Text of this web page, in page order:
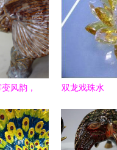
风韵，
寻陶瓷彩
大象工艺
双龙戏珠水
传统与奢华
的办公精品